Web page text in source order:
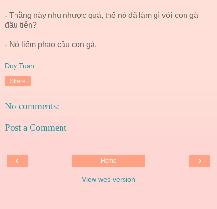
- Thằng này nhu nhược quá, thế nó đã làm gì với con gà
đầu tiên?
- Nó liếm phao câu con gà.
Duy Tuan
Share
No comments:
Post a Comment
‹ ›
Home
View web version